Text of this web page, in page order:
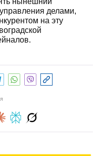
делами,
на эту